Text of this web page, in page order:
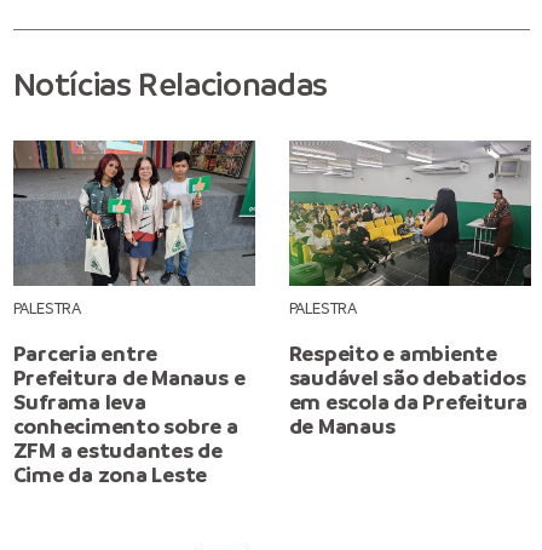
Notícias Relacionadas
PALESTRA
Parceria entre
Prefeitura de Manaus e
Suframa leva
conhecimento sobre a
ZFM a estudantes de
Cime da zona Leste
PALESTRA
Respeito e ambiente
saudável são debatidos
em escola da Prefeitura
de Manaus